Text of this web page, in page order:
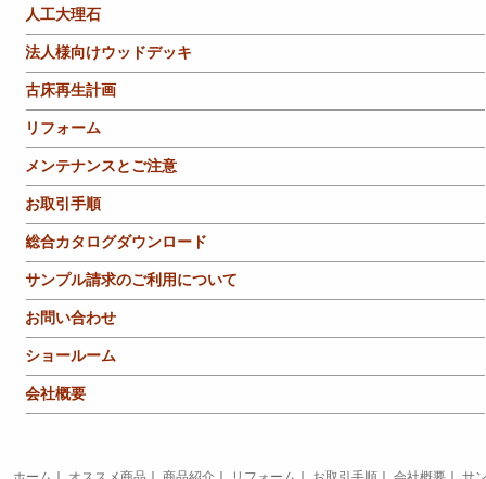
人工大理石
法人様向けウッドデッキ
古床再生計画
リフォーム
メンテナンスとご注意
お取引手順
総合カタログダウンロード
サンプル請求のご利用について
お問い合わせ
ショールーム
会社概要